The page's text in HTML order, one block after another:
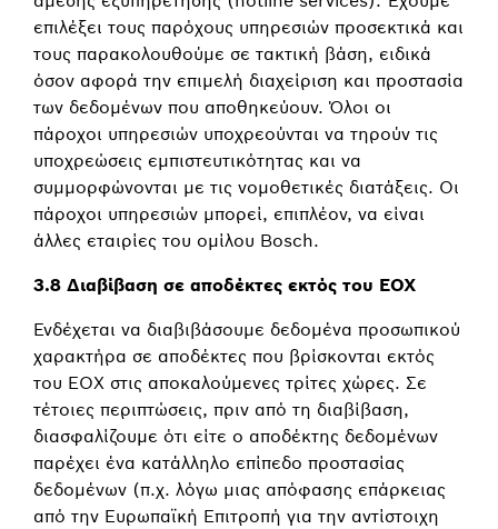
επιλέξει τους παρόχους υπηρεσιών προσεκτικά και
τους παρακολουθούμε σε τακτική βάση, ειδικά
όσον αφορά την επιμελή διαχείριση και προστασία
των δεδομένων που αποθηκεύουν. Όλοι οι
πάροχοι υπηρεσιών υποχρεούνται να τηρούν τις
υποχρεώσεις εμπιστευτικότητας και να
συμμορφώνονται με τις νομοθετικές διατάξεις. Οι
πάροχοι υπηρεσιών μπορεί, επιπλέον, να είναι
άλλες εταιρίες του ομίλου Bosch.
3.8 Διαβίβαση σε αποδέκτες εκτός του ΕΟΧ
Ενδέχεται να διαβιβάσουμε δεδομένα προσωπικού
χαρακτήρα σε αποδέκτες που βρίσκονται εκτός
του ΕΟΧ στις αποκαλούμενες τρίτες χώρες. Σε
τέτοιες περιπτώσεις, πριν από τη διαβίβαση,
διασφαλίζουμε ότι είτε ο αποδέκτης δεδομένων
παρέχει ένα κατάλληλο επίπεδο προστασίας
δεδομένων (π.χ. λόγω μιας απόφασης επάρκειας
από την Ευρωπαϊκή Επιτροπή για την αντίστοιχη